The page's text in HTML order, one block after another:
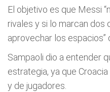
El objetivo es que Messi
rivales y si lo marcan dos
aprovechar los espacios”
Sampaoli dio a entender
estrategia, ya que
y de jugadores.